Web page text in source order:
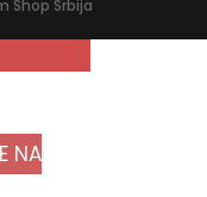
Shop Srbija
NA